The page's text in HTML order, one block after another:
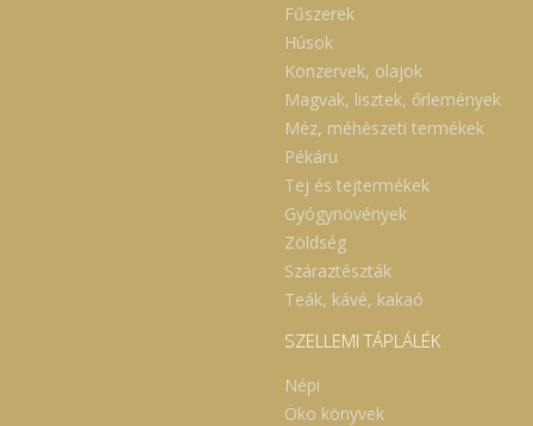
Fűszerek
Húsok
Konzervek, olajok
Magvak, lisztek, őrlemények
Méz, méhészeti termékek
Pékáru
Tej és tejtermékek
Gyógynövények
Zöldség
Száraztészták
Teák, kávé, kakaó
SZELLEMI TÁPLÁLÉK
Népi
Öko könyvek